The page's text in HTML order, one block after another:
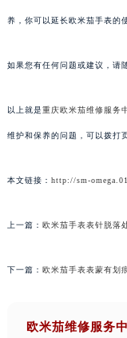
养，你可以延长欧米茄手表的
如果您有任何问题或建议，请
以上就是重庆欧米茄维修服务
维护和保养的问题，可以拨打
本文链接： http://sm-
上一篇： 欧米茄手表表针脱落
下一篇： 欧米茄手表表蒙有划
欧米茄维修服务